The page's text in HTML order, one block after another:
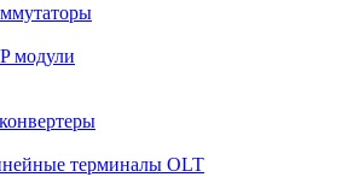
модули
терминалы OLT